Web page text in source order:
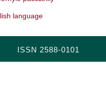
language
ISSN 2588-0101